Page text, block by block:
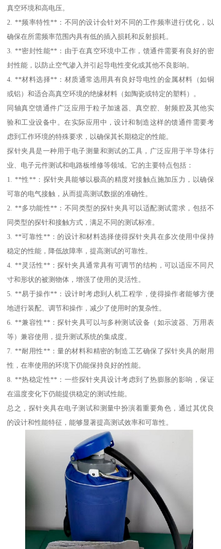
真空环境和高电压。
2. **频率特性**：不同的设计会针对不同的工作频率进行优化，以
确保在所需频率范围内具有低的插入损耗和反射损耗。
3. **密封性能**：由于在真空环境中工作，馈通件需要有良好的密
封性能，以防止空气渗入并引起导电性变化或其他不良影响。
4. **材料选择**：材质通常选用具有良好导电性的金属材料（如铜
或铝）和适合高真空环境的绝缘材料（如陶瓷或特定的塑料）。
同轴真空馈通件广泛应用于粒子加速器、真空腔、射频腔及其他实
验和工业设备中。在实际应用中，设计和制造这样的馈通件需要考
虑到工作环境的特殊要求，以确保其长期稳定的性能。
探针夹具是一种用于电子测量和测试的工具，广泛应用于半导体行
业、电子元件测试和电路板维修等领域。它的主要特点包括：
1. **性**：探针夹具能够以极高的精度对接触点施加压力，以确保
可靠的电气接触，从而提高测试数据的准确性。
2. **多功能性**：不同类型的探针夹具可以适配测试需求，包括不
同类型的探针和接触方式，满足不同的测试标准。
3. **可靠性**：的设计和材料选择使得探针夹具在多次使用中保持
稳定的性能，降低故障率，提高测试的可靠性。
4. **灵活性**：探针夹具通常具有可调节的结构，可以适应不同尺
寸和形状的被测物体，增强了使用的灵活性。
5. **易于操作**：设计时考虑到人机工程学，使得操作者能够方便
地进行装配、调节和操作，减少了使用时的复杂性。
6. **兼容性**：探针夹具可以与多种测试设备（如示波器、万用表
等）兼容使用，提升测试系统的集成度。
7. **耐用性**：量的材料和精密的制造工艺确保了探针夹具的耐用
性，在率使用的环境下仍能保持良好的性能。
8. **热稳定性**：一些探针夹具设计考虑到了热膨胀的影响，保证
在温度变化下仍能提供稳定的测试性能。
总之，探针夹具在电子测试和测量中扮演着重要角色，通过其优良
的设计和性能特征，能够显著提高测试效率和可靠性。